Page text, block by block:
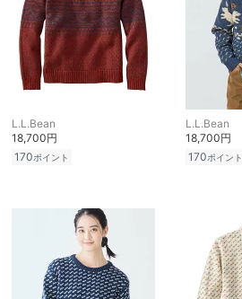
L.L.Bean
18,700円
170ポイント
L.L.Bean
18,700円
170ポイント